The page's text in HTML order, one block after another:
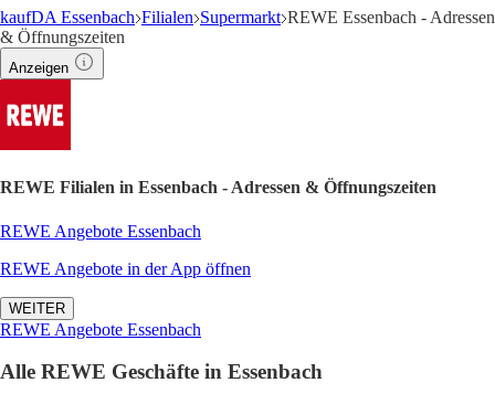
kaufDA Essenbach Filialen Supermarkt REWE Essenbach - Adressen
& Öffnungszeiten
Anzeigen
REWE Filialen in Essenbach - Adressen & Öffnungszeiten
REWE Angebote Essenbach
REWE Angebote in der App öffnen
WEITER
REWE Angebote Essenbach
Alle REWE Geschäfte in Essenbach